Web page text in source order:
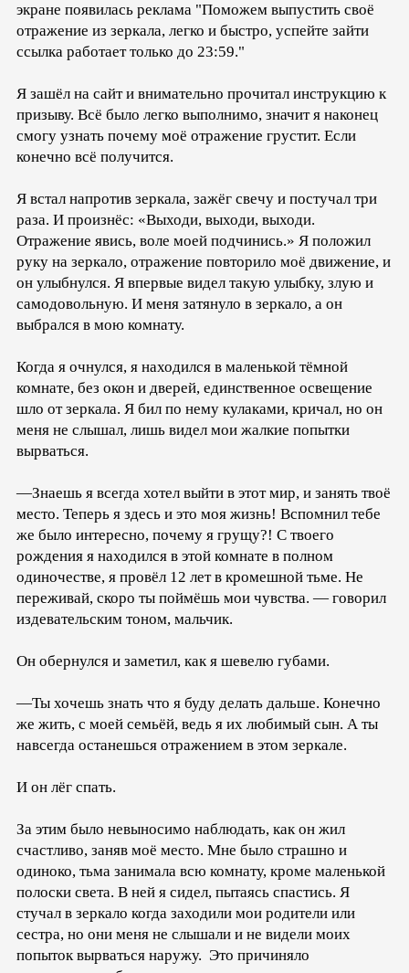
экране появилась реклама "Поможем выпустить своё
отражение из зеркала, легко и быстро, успейте зайти
ссылка работает только до 23:59."
Я зашёл на сайт и внимательно прочитал инструкцию к
призыву. Всё было легко выполнимо, значит я наконец
смогу узнать почему моё отражение грустит. Если
конечно всё получится.
Я встал напротив зеркала, зажёг свечу и постучал три
раза. И произнёс: «Выходи, выходи, выходи.
Отражение явись, воле моей подчинись.» Я положил
руку на зеркало, отражение повторило моё движение, и
он улыбнулся. Я впервые видел такую улыбку, злую и
самодовольную. И меня затянуло в зеркало, а он
выбрался в мою комнату.
Когда я очнулся, я находился в маленькой тёмной
комнате, без окон и дверей, единственное освещение
шло от зеркала. Я бил по нему кулаками, кричал, но он
меня не слышал, лишь видел мои жалкие попытки
вырваться.
—Знаешь я всегда хотел выйти в этот мир, и занять твоё
место. Теперь я здесь и это моя жизнь! Вспомнил тебе
же было интересно, почему я грущу?! С твоего
рождения я находился в этой комнате в полном
одиночестве, я провёл 12 лет в кромешной тьме. Не
переживай, скоро ты поймёшь мои чувства. — говорил
издевательским тоном, мальчик.
Он обернулся и заметил, как я шевелю губами.
—Ты хочешь знать что я буду делать дальше. Конечно
же жить, с моей семьёй, ведь я их любимый сын. А ты
навсегда останешься отражением в этом зеркале.
И он лёг спать.
За этим было невыносимо наблюдать, как он жил
счастливо, заняв моё место. Мне было страшно и
одиноко, тьма занимала всю комнату, кроме маленькой
полоски света. В ней я сидел, пытаясь спастись. Я
стучал в зеркало когда заходили мои родители или
сестра, но они меня не слышали и не видели моих
попыток вырваться наружу. Это причиняло